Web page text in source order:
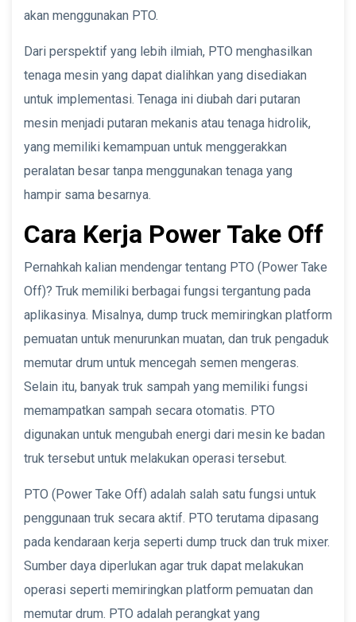
akan menggunakan PTO.
Dari perspektif yang lebih ilmiah, PTO menghasilkan
tenaga mesin yang dapat dialihkan yang disediakan
untuk implementasi. Tenaga ini diubah dari putaran
mesin menjadi putaran mekanis atau tenaga hidrolik,
yang memiliki kemampuan untuk menggerakkan
peralatan besar tanpa menggunakan tenaga yang
hampir sama besarnya.
Cara Kerja Power Take Off
Pernahkah kalian mendengar tentang PTO (Power Take
Off)? Truk memiliki berbagai fungsi tergantung pada
aplikasinya. Misalnya, dump truck memiringkan platform
pemuatan untuk menurunkan muatan, dan truk pengaduk
memutar drum untuk mencegah semen mengeras.
Selain itu, banyak truk sampah yang memiliki fungsi
memampatkan sampah secara otomatis. PTO
digunakan untuk mengubah energi dari mesin ke badan
truk tersebut untuk melakukan operasi tersebut.
PTO (Power Take Off) adalah salah satu fungsi untuk
penggunaan truk secara aktif. PTO terutama dipasang
pada kendaraan kerja seperti dump truck dan truk mixer.
Sumber daya diperlukan agar truk dapat melakukan
operasi seperti memiringkan platform pemuatan dan
memutar drum. PTO adalah perangkat yang